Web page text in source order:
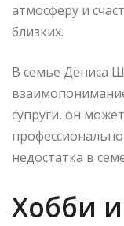
атмосферу и
близких.
В семье Дениса
супруги, он
недостатка в
Хобби